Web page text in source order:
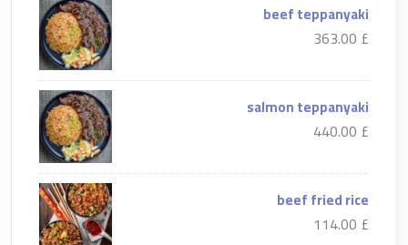
beef teppanyaki
£ 363.00
salmon teppanyaki
£ 440.00
beef fried rice
£ 114.00